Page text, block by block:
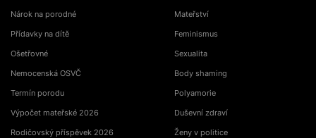
Nárok na porodné
Přídavky na dítě
Ošetřovné
Nemocenská OSVČ
Termín porodu
Výpočet mateřské 2026
Rodičovský příspěvek 2026
Mateřství
Feminismus
Sexualita
Body shaming
Polyamorie
Duševní zdraví
Ženy v politice